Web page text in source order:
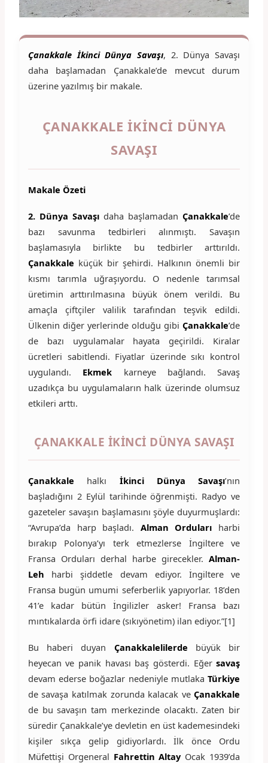
Çanakkale İkinci Dünya Savaşı, 2. Dünya Savaşı
daha başlamadan Çanakkale’de mevcut durum
üzerine yazılmış bir makale.
ÇANAKKALE İKINCI DÜNYA
SAVAŞI
Makale Özeti
2. Dünya Savaşıdaha başlamadanÇanakkale’de
bazı savunma tedbirleri alınmıştı. Savaşın
başlamasıyla birlikte bu tedbirler arttırıldı.
Çanakkale küçük bir şehirdi. Halkının önemli bir
kısmı tarımla uğraşıyordu. O nedenle tarımsal
üretimin arttırılmasına büyük önem verildi. Bu
amaçla çiftçiler valilik tarafından teşvik edildi.
Ülkenin diğer yerlerinde olduğu gibiÇanakkale’de
de bazı uygulamalar hayata geçirildi. Kiralar
ücretleri sabitlendi. Fiyatlar üzerinde sıkı kontrol
uygulandı. Ekmek karneye bağlandı. Savaş
uzadıkça bu uygulamaların halk üzerinde olumsuz
etkileri arttı.
ÇANAKKALE İKINCI DÜNYA SAVAŞI
Çanakkale halkı İkinci Dünya Savaşı’nın
başladığını 2 Eylül tarihinde öğrenmişti. Radyo ve
gazeteler savaşın başlamasını şöyle duyurmuşlardı:
“Avrupa’da harp başladı. Alman Orduları harbi
bırakıp Polonya’yı terk etmezlerse İngiltere ve
Fransa Orduları derhal harbe girecekler.Alman-
Leh harbi şiddetle devam ediyor. İngiltere ve
Fransa bugün umumi seferberlik yapıyorlar. 18’den
41’e kadar bütün İngilizler asker! Fransa bazı
mıntıkalarda örfi idare (sıkıyönetim) ilan ediyor.”[1]
Bu haberi duyan Çanakkalelilerde büyük bir
heyecan ve panik havası baş gösterdi. Eğersavaş
devam ederse boğazlar nedeniyle mutlakaTürkiye
de savaşa katılmak zorunda kalacak veÇanakkale
de bu savaşın tam merkezinde olacaktı. Zaten bir
süredir Çanakkale’ye devletin en üst kademesindeki
kişiler sıkça gelip gidiyorlardı. İlk önce Ordu
Müfettişi Orgeneral Fahrettin AltayOcak 1939’da